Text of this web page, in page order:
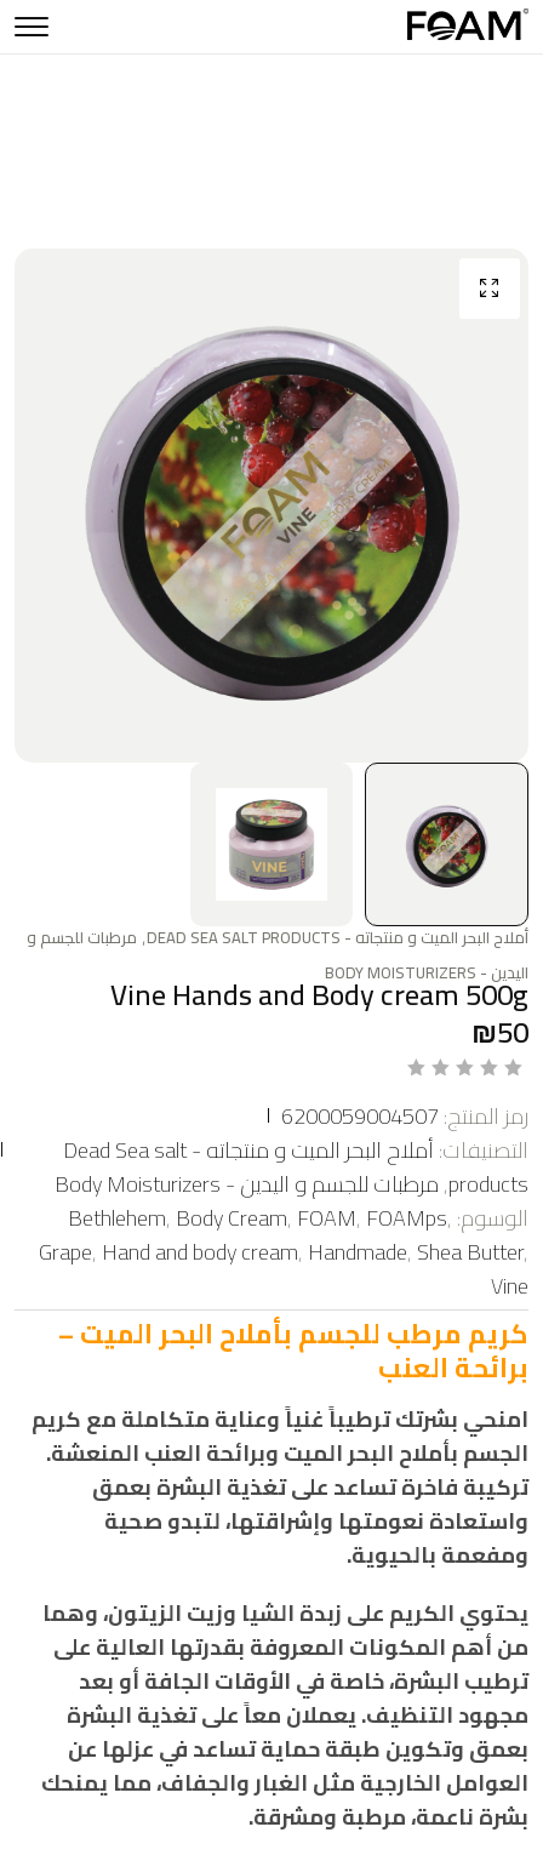
أملاح البحر الميت و منتجاته - DEAD SEA SALT PRODUCTS , مرطبات للجسم و
اليدين - BODY MOISTURIZERS
Vine Hands and Body cream 500g
₪50
ا
ل
ت
ي
ي
م
م
5
رمز المنتج:6200059004507
التصنيفات:
أملاح البحر الميت و منتجاته - Dead Sea salt
products
,مرطبات للجسم و اليدين - Body Moisturizers
الوسوم:
Bethlehem, Body Cream, FOAM, FOAMps,
Grape, Hand and body cream, Handmade, Shea Butter,
Vine
كريم مرطب للجسم بأملاح البحر الميت –
برائحة العنب
امنحي بشرتك ترطيباً غنياً وعناية متكاملة مع كريم
الجسم بأملاح البحر الميت وبرائحة العنب المنعشة.
تركيبة فاخرة تساعد على تغذية البشرة بعمق
واستعادة نعومتها وإشراقتها، لتبدو صحية
ومفعمة بالحيوية.
يحتوي الكريم على زبدة الشيا وزيت الزيتون، وهما
من أهم المكونات المعروفة بقدرتها العالية على
ترطيب البشرة، خاصة في الأوقات الجافة أو بعد
مجهود التنظيف. يعملان معاً على تغذية البشرة
بعمق وتكوين طبقة حماية تساعد في عزلها عن
العوامل الخارجية مثل الغبار والجفاف، مما يمنحك
بشرة ناعمة، مرطبة ومشرقة.